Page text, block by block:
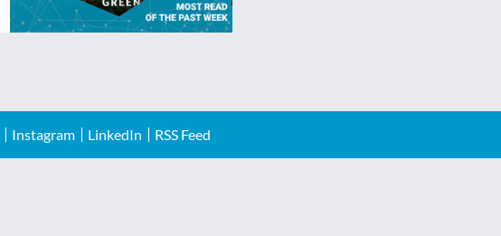
Instagram LinkedIn RSS Feed